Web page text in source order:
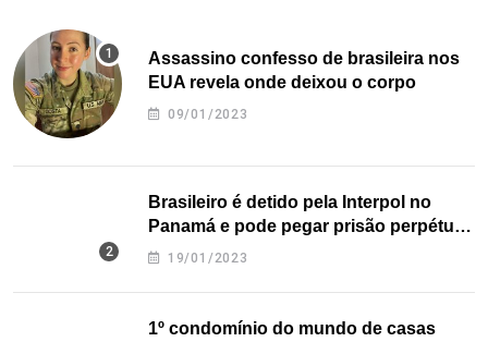
Assassino confesso de brasileira nos
EUA revela onde deixou o corpo
09/01/2023
Brasileiro é detido pela Interpol no
Panamá e pode pegar prisão perpétua
nos EUA
19/01/2023
1º condomínio do mundo de casas